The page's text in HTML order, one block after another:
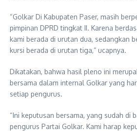
“Golkar Di Kabupaten Paser, masih
pimpinan DPRD tingkat II. Karena
kami berada di urutan dua, sedangkan
kursi berada di urutan tiga,” ucapnya.
Dikatakan, bahwa hasil pleno ini
bersama dalam internal Golkar yang
setiap pengurus.
“Ini keputusan bersama, yang sudah di
pengurus Partai Golkar. Kami harap